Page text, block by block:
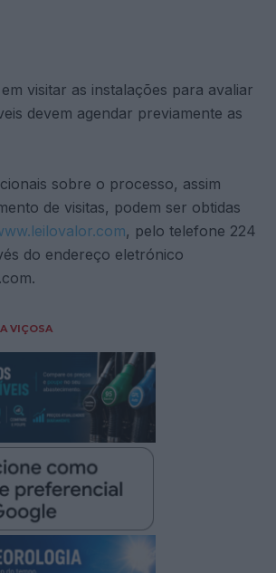
visitar as instalações para avaliar
devem agendar previamente as
sobre o processo, assim
de visitas, podem ser obtidas
, pelo telefone 224
do endereço eletrónico
VIÇOSA